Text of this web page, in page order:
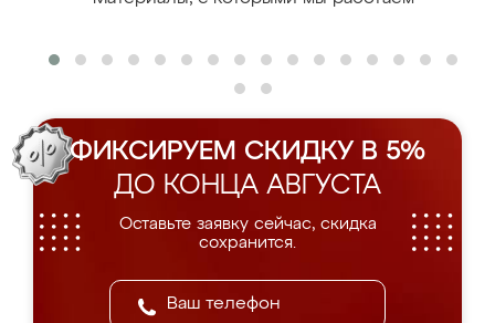
ФИКСИРУЕМ СКИДКУ В 5%
ДО КОНЦА АВГУСТА
Оставьте заявку сейчас, скидка
сохранится.